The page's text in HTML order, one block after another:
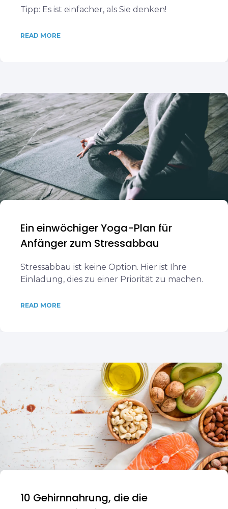
Tipp: Es ist einfacher, als Sie denken!
READ MORE
Ein einwöchiger Yoga-Plan für
Anfänger zum Stressabbau
Stressabbau ist keine Option. Hier ist Ihre
Einladung, dies zu einer Priorität zu machen.
READ MORE
10 Gehirnnahrung, die die